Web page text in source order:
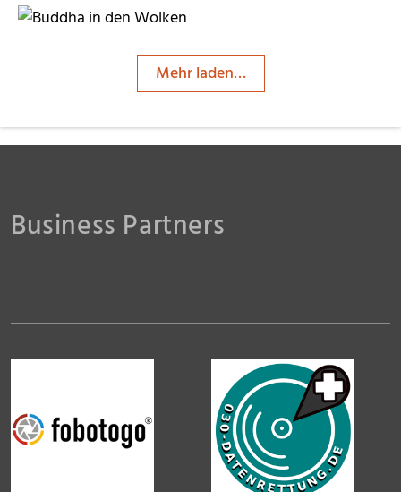
ThommyWeiss
CFALK
insektivor212
Mehr laden…
Business Partners